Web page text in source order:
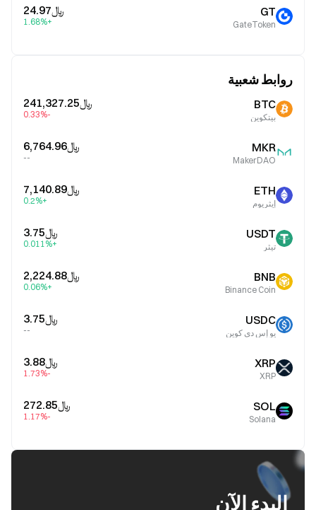
GT
GateToken
﷼‎24.97
+1.68%
روابط شعبية
BTC
بيتكوين
﷼‎241,327.25
-0.33%
MKR
MakerDAO
﷼‎6,764.96
--
ETH
إيثريوم
﷼‎7,140.89
+0.2%
USDT
تيثر
﷼‎3.75
+0.011%
BNB
Binance Coin
﷼‎2,224.88
+0.06%
USDC
يو إس دي كوين
﷼‎3.75
--
XRP
XRP
﷼‎3.88
-1.73%
SOL
Solana
﷼‎272.85
-1.17%
البدء الآن